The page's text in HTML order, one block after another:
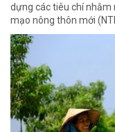
dựng các tiêu chí nhằm
mạo nông thôn mới